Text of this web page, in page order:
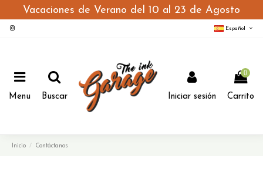
Vacaciones de Verano del 10 al 23 de Agosto
Español
Menu Buscar Iniciar sesión
0
Carrito
Inicio Contáctanos